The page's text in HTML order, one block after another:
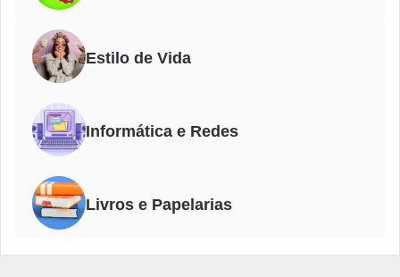
Estilo de Vida
Informática e Redes
Livros e Papelarias